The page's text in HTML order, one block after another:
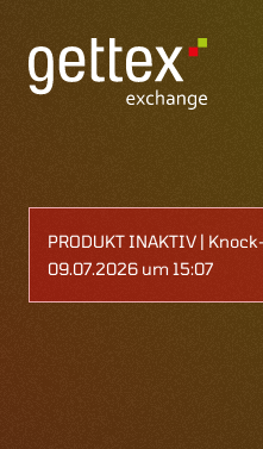
PRODUKT INAKTIV |
09.07.2026 um 15:07